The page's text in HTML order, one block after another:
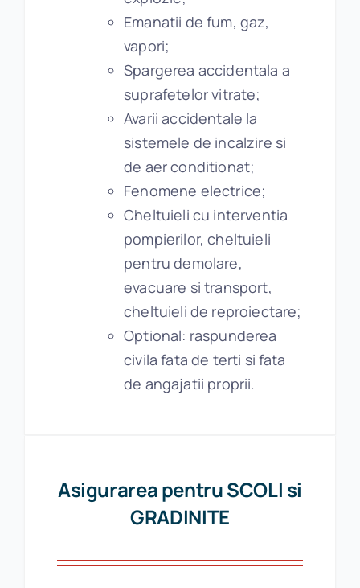
Emanatii de fum, gaz,
vapori;
Spargerea accidentala a
suprafetelor vitrate;
Avarii accidentale la
sistemele de incalzire si
de aer conditionat;
Fenomene electrice;
Cheltuieli cu interventia
pompierilor, cheltuieli
pentru demolare,
evacuare si transport,
cheltuieli de reproiectare;
Optional: raspunderea
civila fata de terti si fata
de angajatii proprii.
Asigurarea pentru SCOLI si
GRADINITE